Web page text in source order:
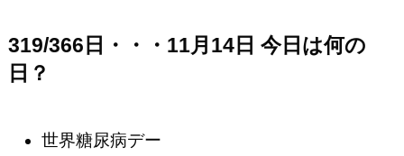
319/366日・・・11月14日 今日は何の
日？
世界糖尿病デー